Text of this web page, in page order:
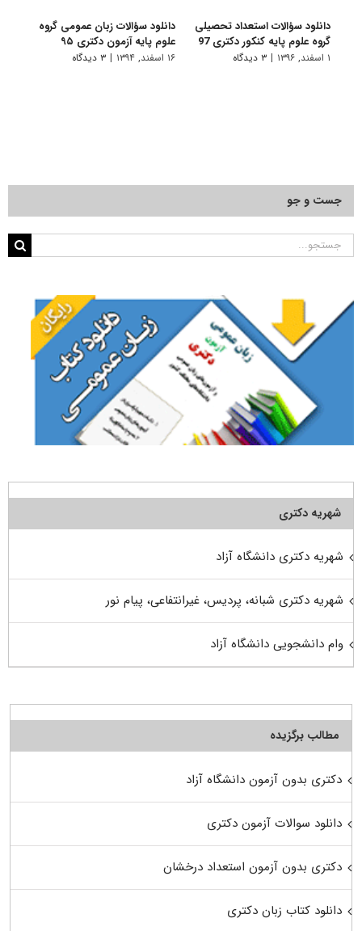
دانلود سؤالات استعداد تحصیلی
گروه علوم پایه کنکور دکتری 97
۱ اسفند, ۱۳۹۶ | ۳ دیدگاه
دانلود سؤالات زبان عمومی گروه
علوم پایه آزمون دکتری ۹۵
۱۶ اسفند, ۱۳۹۴ | ۳ دیدگاه
جست و جو
جستجو
شهریه دکتری
شهریه دکتری دانشگاه آزاد
شهریه دکتری شبانه، پردیس، غیرانتفاعی، پیام نور
وام دانشجویی دانشگاه آزاد
مطالب برگزیده
دکتری بدون آزمون دانشگاه آزاد
دانلود سوالات آزمون دکتری
دکتری بدون آزمون استعداد درخشان
دانلود کتاب زبان دکتری